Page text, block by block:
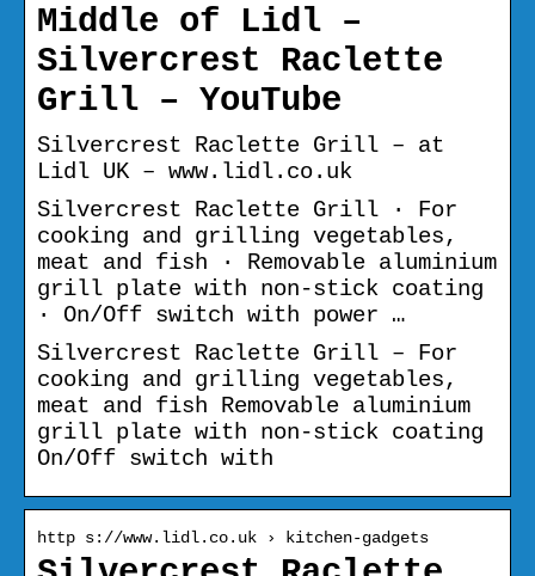
Middle of Lidl –
Silvercrest Raclette
Grill – YouTube
Silvercrest Raclette Grill – at
Lidl UK – www.lidl.co.uk
Silvercrest Raclette Grill · For
cooking and grilling vegetables,
meat and fish · Removable aluminium
grill plate with non-stick coating
· On/Off switch with power …
Silvercrest Raclette Grill – For
cooking and grilling vegetables,
meat and fish Removable aluminium
grill plate with non-stick coating
On/Off switch with
http s://www.lidl.co.uk › kitchen-gadgets